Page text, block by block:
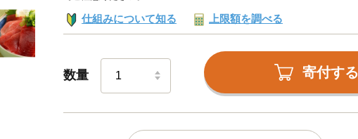
仕組みについて知る 上限額を調べる
数量 寄付する